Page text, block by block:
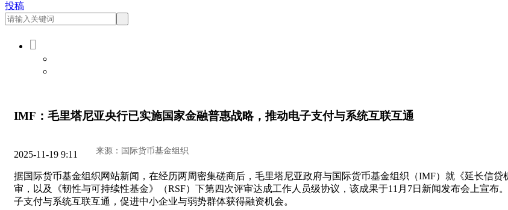
投稿

IMF：毛里塔尼亚央行已实施国家金融普惠战略，推动电子支付与系统互联互通
2025-11-19 9:11
据国际货币基金组织网站新闻，在经历两周密集磋商后，毛里塔尼亚政府与国际货币基金组织（IMF）就《延长信
审，以及《韧性与可持续性基金》（RSF）下第四次评审达成工作人员级协议，该成果于11月7日新闻发布会上宣
子支付与系统互联互通，促进中小企业与弱势群体获得融资机会。